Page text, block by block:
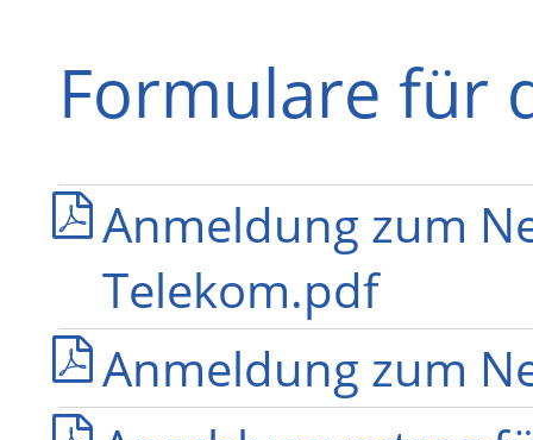
Formulare für
Anmeldung zum
Telekom.pdf
Anmeldung zum